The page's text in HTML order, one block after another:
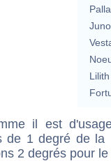
Lilith
il est
de 1 degré de la
2 degrés pour